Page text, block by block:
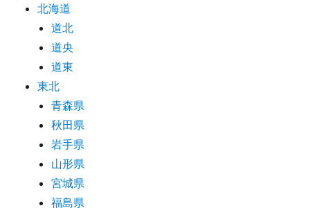
北海道
道北
道央
道東
東北
青森県
秋田県
岩手県
山形県
宮城県
福島県